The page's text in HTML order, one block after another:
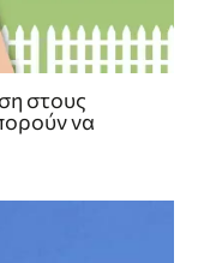
στους
να